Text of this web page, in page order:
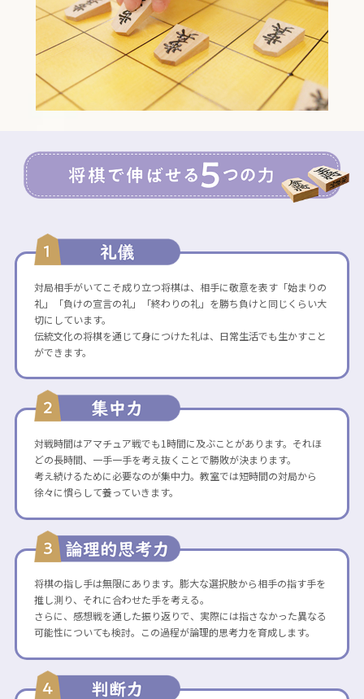
対局相手がいてこそ成り立つ将棋は、相手に敬意を表す「始まりの
礼」「負けの宣言の礼」「終わりの礼」を勝ち負けと同じくらい大
切にしています。
伝統文化の将棋を通じて身につけた礼は、日常生活でも生かすこと
ができます。
対戦時間はアマチュア戦でも1時間に及ぶことがあります。それほ
どの長時間、一手一手を考え抜くことで勝敗が決まります。
考え続けるために必要なのが集中力。教室では短時間の対局から
徐々に慣らして養っていきます。
将棋の指し手は無限にあります。膨大な選択肢から相手の指す手を
推し測り、それに合わせた手を考える。
さらに、感想戦を通した振り返りで、実際には指さなかった異なる
可能性についても検討。この過程が論理的思考力を育成します。